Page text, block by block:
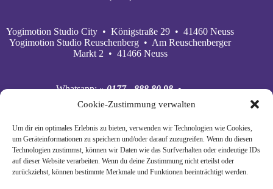
Cookie-Zustimmung verwalten
Um dir ein optimales Erlebnis zu bieten, verwenden wir Technologien wie Cookies,
um Geräteinformationen zu speichern und/oder darauf zuzugreifen. Wenn du diesen
Technologien zustimmst, können wir Daten wie das Surfverhalten oder eindeutige IDs
auf dieser Website verarbeiten. Wenn du deine Zustimmung nicht erteilst oder
zurückziehst, können bestimmte Merkmale und Funktionen beeinträchtigt werden.
Yogimotion Studio City • Königstraße 29 • 41460 Neuss
Yogimotion Studio Reuschenberg • Am Reuschenberger
Markt 2 • 41466 Neuss
Whatsapp:» 0177 - 888 80 98•
Mobil:
» 0177 - 888 80 98
E‑Mail:» wiebke@yogimotion.de•
Youtube:» yogimotion• XING:» Wiebke Schäkel